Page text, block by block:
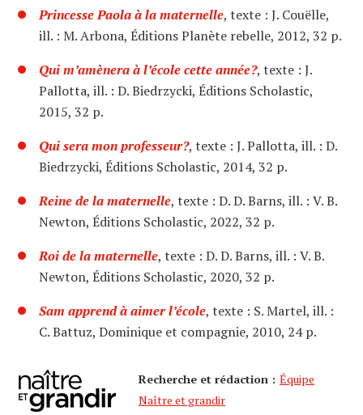
Princesse Paola à la maternelle, texte : J. Couëlle,
ill. : M. Arbona, Éditions Planète rebelle, 2012, 32 p.
Qui m’amènera à l’école cette année?, texte : J.
Pallotta, ill. : D. Biedrzycki, Éditions Scholastic,
2015, 32 p.
Qui sera mon professeur?, texte : J. Pallotta, ill. : D.
Biedrzycki, Éditions Scholastic, 2014, 32 p.
Reine de la maternelle, texte : D. D. Barns, ill. : V. B.
Newton, Éditions Scholastic, 2022, 32 p.
Roi de la maternelle, texte : D. D. Barns, ill. : V. B.
Newton, Éditions Scholastic, 2020, 32 p.
Sam apprend à aimer l’école, texte : S. Martel, ill. :
C. Battuz, Dominique et compagnie, 2010, 24 p.
Recherche et rédaction : Équipe
Naître et grandir